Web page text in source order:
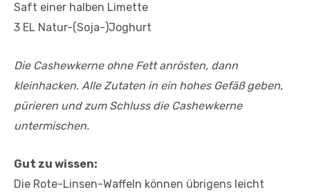
Saft einer halben Limette
3 EL Natur-(Soja-)Joghurt
Die Cashewkerne ohne Fett anrösten, dann
kleinhacken. Alle Zutaten in ein hohes Gefäß geben,
pürieren und zum Schluss die Cashewkerne
untermischen.
Gut zu wissen:
Die Rote-Linsen-Waffeln können übrigens leicht